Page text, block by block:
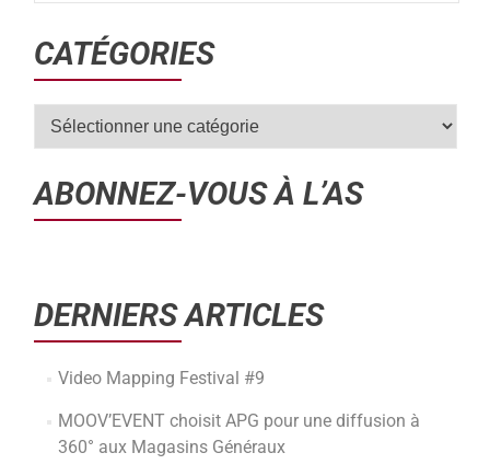
CATÉGORIES
ABONNEZ-VOUS À L’AS
DERNIERS ARTICLES
Video Mapping Festival #9
MOOV’EVENT choisit APG pour une diffusion à
360° aux Magasins Généraux